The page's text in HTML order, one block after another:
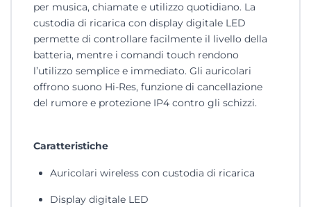
per musica, chiamate e utilizzo quotidiano. La
custodia di ricarica con display digitale LED
permette di controllare facilmente il livello della
batteria, mentre i comandi touch rendono
l’utilizzo semplice e immediato. Gli auricolari
offrono suono Hi-Res, funzione di cancellazione
del rumore e protezione IP4 contro gli schizzi.
Caratteristiche
Auricolari wireless con custodia di ricarica
Display digitale LED